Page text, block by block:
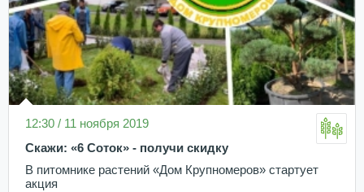
12:30 / 11 ноября 2019
Скажи: «6 Соток» - получи скидку
В питомнике растений «Дом Крупномеров» стартует
акция